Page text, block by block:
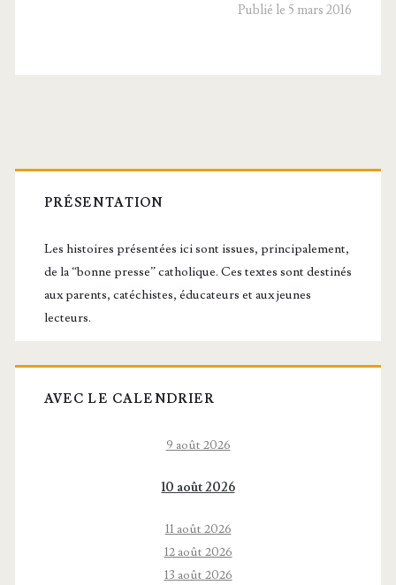
Publié le 5 mars 2016
Barre
latérale
principale
PRÉSENTATION
Les histoires présentées ici sont issues, principalement,
de la “bonne presse” catholique. Ces textes sont destinés
aux parents, catéchistes, éducateurs et aux jeunes
lecteurs.
AVEC LE CALENDRIER
9 août 2026
10 août 2026
11 août 2026
12 août 2026
13 août 2026